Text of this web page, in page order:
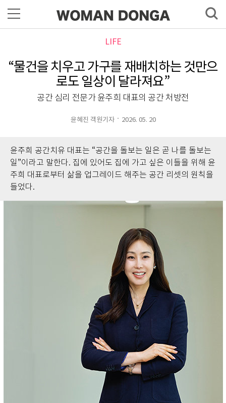
LIFE
“물건을 치우고 가구를 재배치하는 것만으
로도 일상이 달라져요”
공간 심리 전문가 윤주희 대표의 공간 처방전
윤혜진 객원기자 2026. 05. 20
윤주희 공간치유 대표는 “공간을 돌보는 일은 곧 나를 돌보는
일”이라고 말한다. 집에 있어도 집에 가고 싶은 이들을 위해 윤
주희 대표로부터 삶을 업그레이드 해주는 공간 리셋의 원칙을
들었다.